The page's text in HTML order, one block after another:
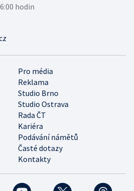
Pro média
Reklama
Studio Brno
Studio Ostrava
Rada ČT
Kariéra
Podávání námětů
Časté dotazy
Kontakty
hodin